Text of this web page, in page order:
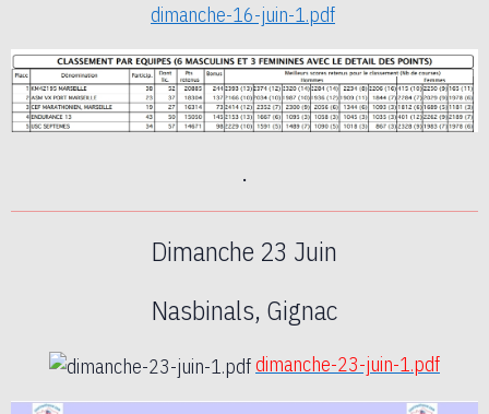
dimanche-16-juin-1.pdf
.
Dimanche 23 Juin
Nasbinals, Gignac
dimanche-23-juin-1.pdf